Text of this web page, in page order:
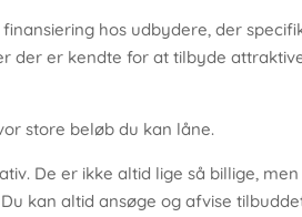
hos udbydere, der
der er kendte for at tilbyde
store beløb du kan låne.
De er ikke altid lige så billige,
kan altid ansøge og afvise